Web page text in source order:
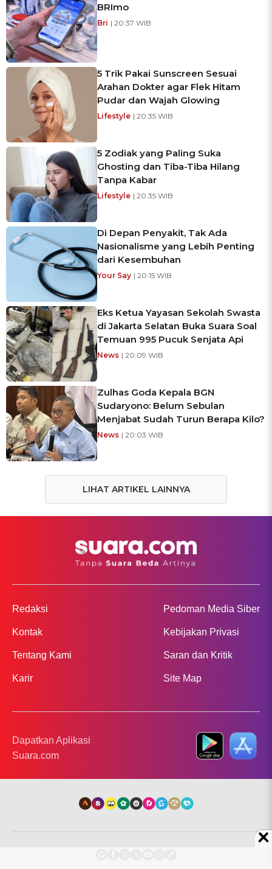
BRImo
Bri | 20:37 WIB
5 Trik Pakai Sunscreen Sesuai
Arahan Dokter agar Flek Hitam
Pudar dan Wajah Glowing
Lifestyle | 20:35 WIB
5 Zodiak yang Paling Suka
Ghosting dan Tiba-Tiba Hilang
Tanpa Kabar
Lifestyle | 20:35 WIB
Di Depan Penyakit, Tak Ada
Nasionalisme yang Lebih Penting
dari Kesembuhan
Your Say | 20:15 WIB
Eks Ketua Yayasan Sekolah Swasta
di Jakarta Selatan Buka Suara Soal
Temuan 995 Pucuk Senjata Api
News | 20:09 WIB
Zulhas Goda Kepala BGN
Sudaryono: Belum Sebulan
Menjabat Sudah Turun Berapa Kilo?
News | 20:03 WIB
LIHAT ARTIKEL LAINNYA
Redaksi
Kontak
Tentang Kami
Karir
Pedoman Media Siber
Kebijakan Privasi
Saran dan Kritik
Site Map
Dapatkan Aplikasi
Suara.com